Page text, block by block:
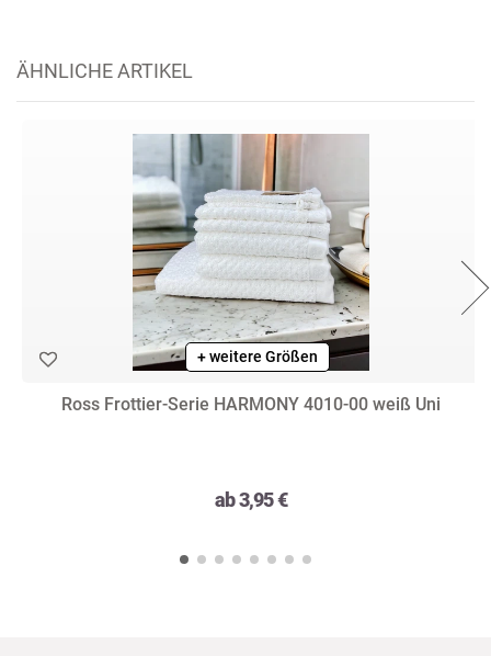
ÄHNLICHE ARTIKEL
+ weitere Größen
Ross Frottier-Serie HARMONY 4010-00 weiß Uni
ab 3,95 €